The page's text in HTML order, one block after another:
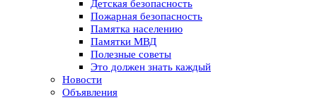
Детская безопасность
Пожарная безопасность
Памятка населению
Памятки МВД
Полезные советы
Это должен знать каждый
Новости
Объявления